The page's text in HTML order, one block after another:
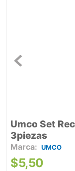
Umco Set
3piezas
UMCO
$5,50